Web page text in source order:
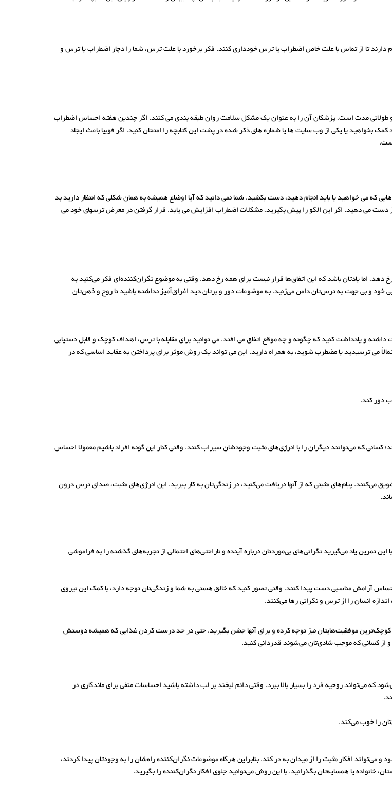
دارند تا از تماس با علت خاص اضطراب یا ترس خودداری کنند. فکر برخورد با علت ترس، شما را دچار اضطراب یا ترس و
طولانی مدت است، پزشکان آن را به عنوان یک مشکل سلامت روان طبقه بندی می کنند. اگر چندین هفته احساس اضطراب
یا یکی از وب سایت ها یا شماره های ذکر شده در پشت این کتابچه را امتحان کنید. اگر فوبیا باعث ایجاد
می خواهید یا باید انجام دهید، دست بکشید. شما نمی دانید که آیا اوضاع همیشه به همان شکلی که انتظار دارید بد
می دهید. اگر این الگو را پیش بگیرید، مشکلات اضطراب افزایش می یابد. قرار گرفتن در معرض ترسهای خود می
اما یادتان باشد که این اتفاق‌ها قرار نیست برای همه رخ دهد. وقتی به موضوع نگران‌کننده‌ای فکر می‌کنید به
و بی جهت به ترس‌تان دامن می‌زنید. به موضوعات دور و برتان دید اغراق‌آمیز نداشته باشید تا روح و ذهن‌تان
و یادداشت کنید که چگونه و چه موقع اتفاق می افتد. می توانید برای مقابله با ترس، اهداف کوچک و قابل دستیابی
می ترسیدید یا مضطرب شوید، به همراه دارید. این می تواند یک روش موثر برای پرداختن به عقاید اساسی که در
دور کند.
که می‌توانند دیگران را با انرژی‌های مثبت وجودشان سیراب کنند. وقتی کنار این گونه افراد باشیم معمولا احساس
می‌کنند. پیام‌های مثبتی که از آنها دریافت می‌کنید، در زندگی‌تان به کار ببرید. این انرژی‌های مثبت، صدای ترس درون
تمرین یاد می‌گیرید نگرانی‌های بی‌موردتان درباره آینده و ناراحتی‌های احتمالی از تجربه‌های گذشته را به فراموشی
احساس آرامش مناسبی دست پیدا کنند. وقتی تصور کنید که خالق هستی به شما و زندگی‌تان توجه دارد، با کمک این نیروی
انسان را از ترس و نگرانی رها می‌کنند.
کوچک‌ترین موفقیت‌هایتان نیز توجه کرده و برای آنها جشن بگیرید. حتی در حد درست کردن غذایی که همیشه دوستش
و از کسانی که موجب شادی‌تان می‌شوند قدردانی کنید.
روحیه فرد را بسیار بالا ببرد. وقتی دائم لبخند بر لب داشته باشید احساسات منفی برای ماندگاری در
را خوب می‌کند.
افکار مثبت را از میدان به در کند. بنابراین هرگاه موضوعات نگران‌کننده راه‌شان را به وجودتان پیدا کردند،
خانواده یا همسایه‌تان بگذرانید. با این روش می‌توانید جلوی افکار نگران‌کننده را بگیرید.